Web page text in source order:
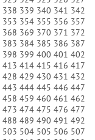
338 339 340 341 342
353 354 355 356 357
368 369 370 371 372
383 384 385 386 387
398 399 400 401 402
413 414 415 416 417
428 429 430 431 432
443 444 445 446 447
458 459 460 461 462
473 474 475 476 477
488 489 490 491 492
503 504 505 506 507